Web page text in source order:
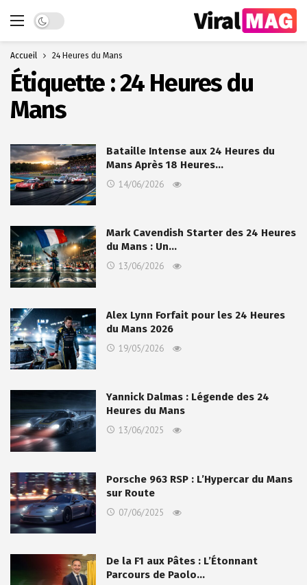
Dark mode
Accueil 24 Heures du Mans
Étiquette :24 Heures du
Mans
Bataille Intense aux 24 Heures du
Mans Après 18 Heures…
14/06/2026
Mark Cavendish Starter des 24 Heures
du Mans : Un…
13/06/2026
Alex Lynn Forfait pour les 24 Heures
du Mans 2026
19/05/2026
Yannick Dalmas : Légende des 24
Heures du Mans
13/06/2025
Porsche 963 RSP : L’Hypercar du Mans
sur Route
07/06/2025
De la F1 aux Pâtes : L’Étonnant
Parcours de Paolo…